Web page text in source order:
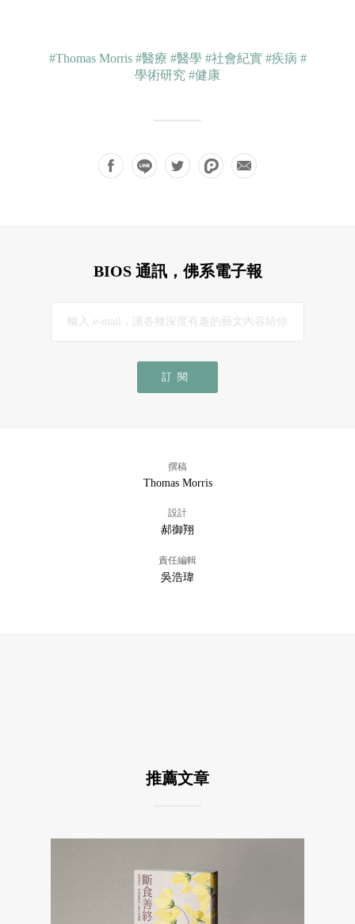
#Thomas Morris #醫療 #醫學 #社會紀實 #疾病 #
學術研究 #健康
BIOS 通訊，佛系電子報
訂閱
撰稿
Thomas Morris
設計
郝御翔
責任編輯
吳浩瑋
推薦文章